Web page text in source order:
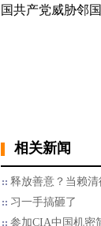
国共产党威胁邻
相关新闻
释放善意？当赖清
习一手搞砸了
参加CIA中国机密